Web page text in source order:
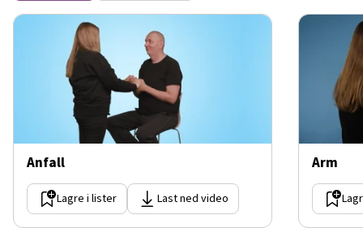
Anfall
Lagre i lister Last ned video
Arm